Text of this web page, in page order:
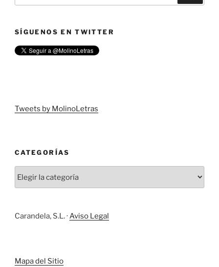
SÍGUENOS EN TWITTER
Tweets by MolinoLetras
CATEGORÍAS
Carandela, S.L. ·Aviso Legal
Mapa del Sitio